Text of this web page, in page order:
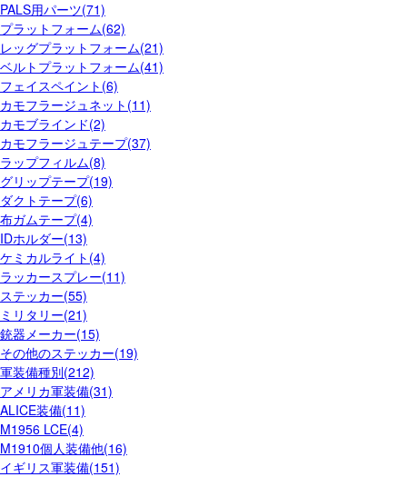
PALS用パーツ(71)
プラットフォーム(62)
レッグプラットフォーム(21)
ベルトプラットフォーム(41)
フェイスペイント(6)
カモフラージュネット(11)
カモブラインド(2)
カモフラージュテープ(37)
ラップフィルム(8)
グリップテープ(19)
ダクトテープ(6)
布ガムテープ(4)
IDホルダー(13)
ケミカルライト(4)
ラッカースプレー(11)
ステッカー(55)
ミリタリー(21)
銃器メーカー(15)
その他のステッカー(19)
軍装備種別(212)
アメリカ軍装備(31)
ALICE装備(11)
M1956 LCE(4)
M1910個人装備他(16)
イギリス軍装備(151)